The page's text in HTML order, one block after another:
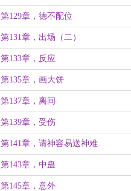
第129章，德不配位
第131章，出场（二）
第133章，反应
第135章，画大饼
第137章，离间
第139章，受伤
第141章，请神容易送神难
第143章，中蛊
第145章，意外